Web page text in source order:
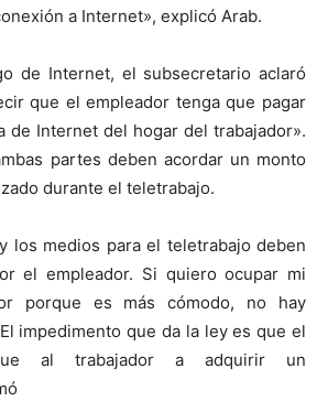
a Internet», explicó Arab.
de Internet, el subsecretario aclaró
que el empleador tenga que pagar
de Internet del hogar del trabajador».
partes deben acordar un monto
durante el teletrabajo.
los medios para el teletrabajo deben
el empleador. Si quiero ocupar mi
porque es más cómodo, no hay
impedimento que da la ley es que el
al trabajador a adquirir un